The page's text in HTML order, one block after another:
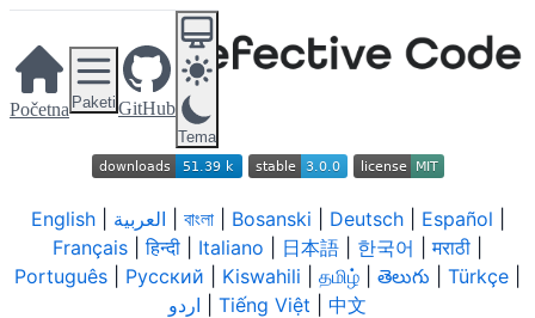
Početna Paketi GitHub
Tema
English| العربية বাংলা| Bosanski Deutsch| Español
Français |हिन्दी Italiano 日本語 한국어 |मराठी
Português
Русский Kiswahili தமிழ் తెలుగు Türkçe
اردو
Tiếng Việt
中文